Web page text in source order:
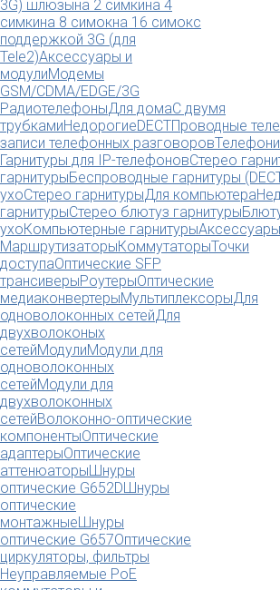
3G) шлюзына 2 симкина 4
симкина 8 симокна 16 симокс
поддержкой 3G (для
Tele2)Аксессуары и
модулиМодемы
GSM/CDMA/EDGE/3G
РадиотелефоныДля домаС двумя
трубкамиНедорогиеDECTПроводные
записи телефонных разговоров
Гарнитуры для IP-телефоновСтерео
гарнитурыБеспроводные гарнитуры
ухоСтерео гарнитурыДля компьютера
гарнитурыСтерео блютуз гарнитуры
ухоКомпьютерные гарнитуры
МаршрутизаторыКоммутаторыТочки
доступаОптические SFP
трансиверыРоутерыОптические
медиаконвертерыМультиплексорыДля
одноволоконных сетейДля
двухволоконых
сетейМодулиМодули для
одноволоконных
сетейМодули для
двухволоконных
сетейВолоконно-оптические
компонентыОптические
адаптерыОптические
аттенюаторыШнуры
оптические G652DШнуры
оптические
монтажныеШнуры
оптические G657Оптические
циркуляторы, фильтры
Неуправляемые PoE